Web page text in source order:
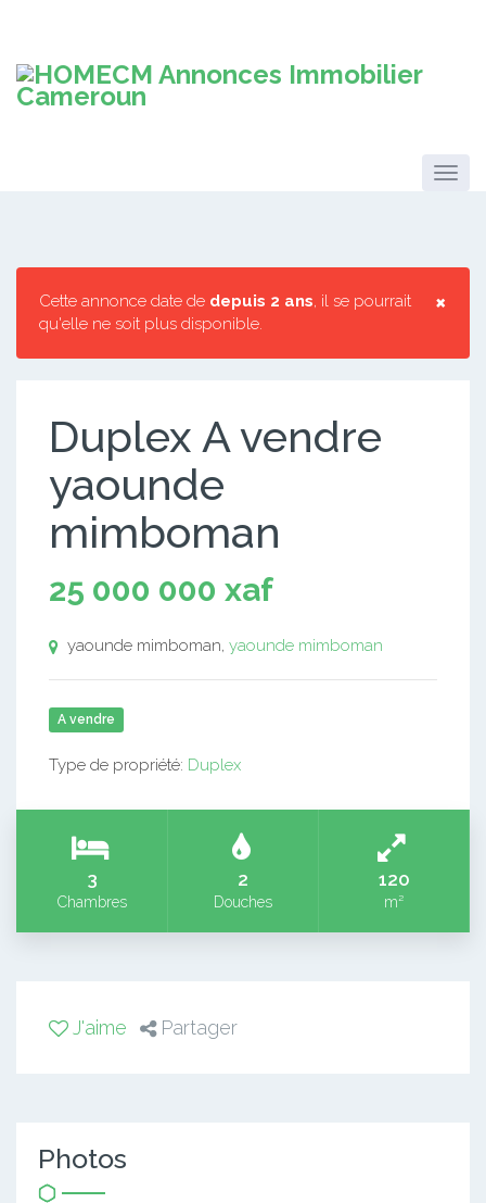
×
Cette annonce date de depuis 2 ans, il se pourrait
qu'elle ne soit plus disponible.
Duplex A vendre
yaounde
mimboman
25 000 000 xaf
yaounde mimboman, yaounde mimboman
A vendre
Type de propriété: Duplex
3
Chambres
2
Douches
120
m²
J'aime Partager
Photos